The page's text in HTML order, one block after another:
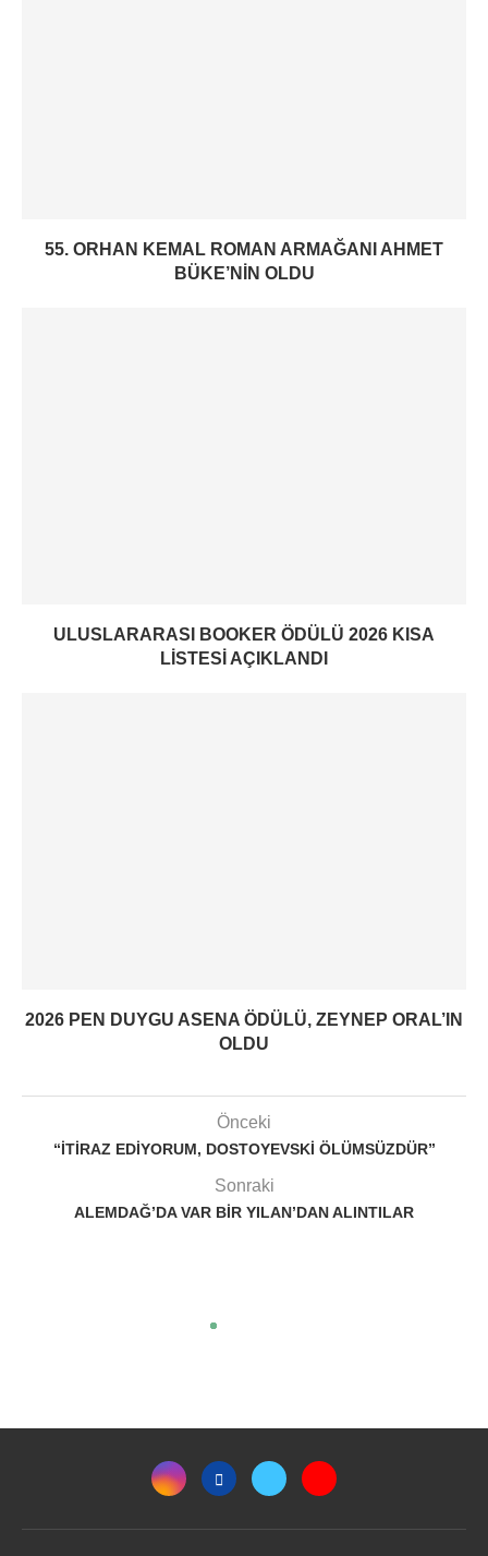
55. ORHAN KEMAL ROMAN ARMAĞANI AHMET
BÜKE’NIN OLDU
ULUSLARARASI BOOKER ÖDÜLÜ 2026 KISA
LISTESI AÇIKLANDI
2026 PEN DUYGU ASENA ÖDÜLÜ, ZEYNEP ORAL’IN
OLDU
Önceki
“İTIRAZ EDIYORUM, DOSTOYEVSKI ÖLÜMSÜZDÜR”
Sonraki
ALEMDAĞ’DA VAR BIR YILAN’DAN ALINTILAR